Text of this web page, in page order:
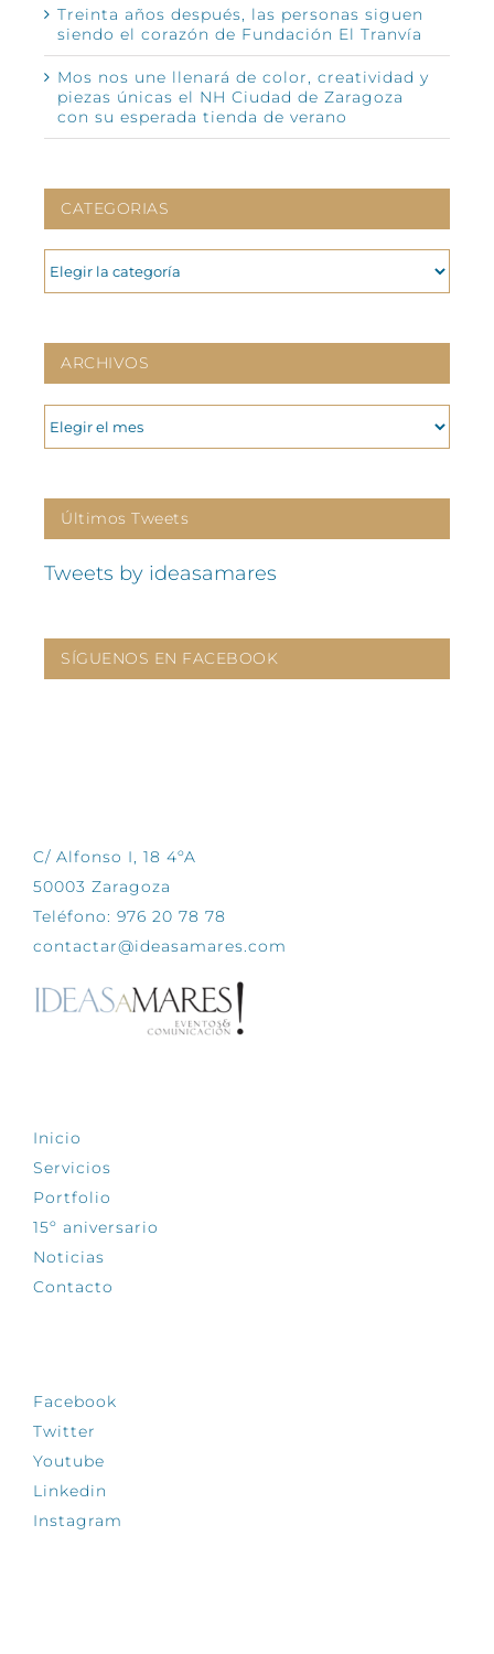
Treinta años después, las personas siguen
siendo el corazón de Fundación El Tranvía
Mos nos une llenará de color, creatividad y
piezas únicas el NH Ciudad de Zaragoza
con su esperada tienda de verano
CATEGORIAS
CATEGORIAS
ARCHIVOS
ARCHIVOS
Últimos Tweets
Tweets by ideasamares
SÍGUENOS EN FACEBOOK
C/ Alfonso I, 18 4ºA
50003 Zaragoza
Teléfono: 976 20 78 78
contactar@ideasamares.com
Inicio
Servicios
Portfolio
15º aniversario
Noticias
Contacto
Facebook
Twitter
Youtube
Linkedin
Instagram